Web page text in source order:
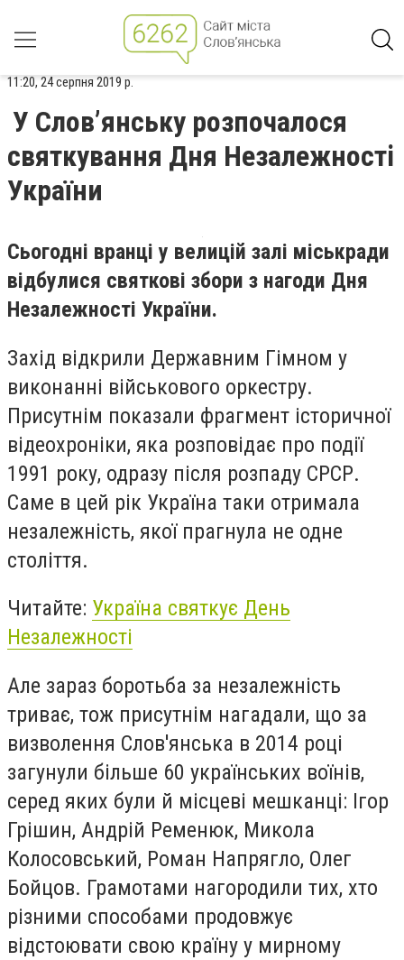
11:20, 24 серпня 2019 р.
У Слов’янську розпочалося
святкування Дня Незалежності
України
Сьогодні вранці у велицій залі міськради
відбулися святкові збори з нагоди Дня
Незалежності України.
Захід відкрили Державним Гімном у
виконанні військового оркестру.
Присутнім показали фрагмент історичної
відеохроніки, яка розповідає про події
1991 року, одразу після розпаду СРСР.
Саме в цей рік Україна таки отримала
незалежність, якої прагнула не одне
століття.
Читайте: Україна святкує День
Незалежності
Але зараз боротьба за незалежність
триває, тож присутнім нагадали, що за
визволення Слов'янська в 2014 році
загунули більше 60 українських воїнів,
серед яких були й місцеві мешканці: Ігор
Грішин, Андрій Ременюк, Микола
Колосовський, Роман Напрягло, Олег
Бойцов. Грамотами нагородили тих, хто
різними способами продовжує
відстоювати свою країну у мирному